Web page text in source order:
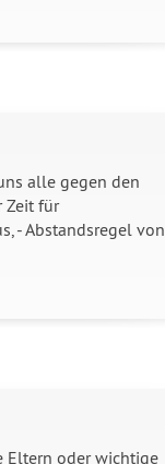
alle gegen den
Zeit für
- Abstandsregel von
Eltern oder wichtige